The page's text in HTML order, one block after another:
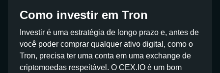
Como investir em Tron
Investir é uma estratégia de longo prazo e, antes de
você poder comprar qualquer ativo digital, como o
Tron, precisa ter uma conta em uma exchange de
criptomoedas respeitável. O CEX.IO é um bom